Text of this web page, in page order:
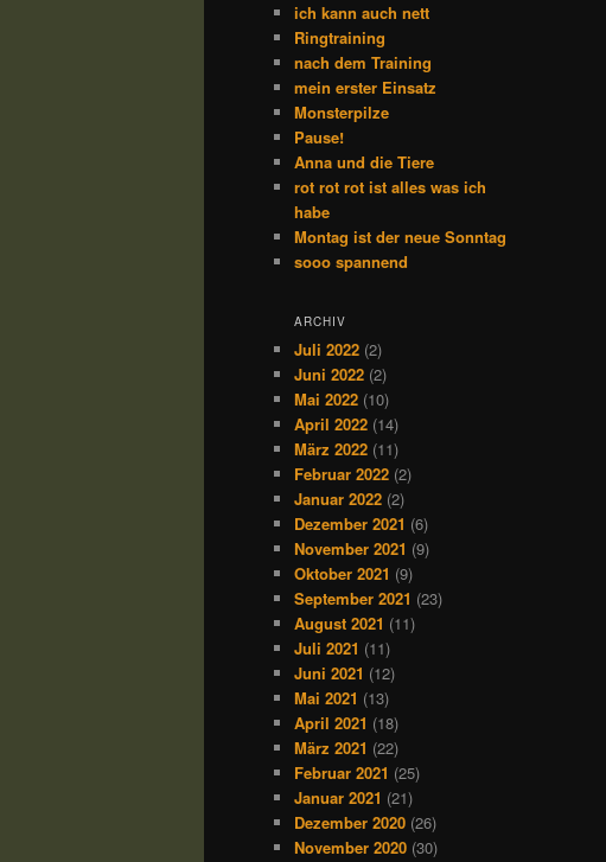
ich kann auch nett
Ringtraining
nach dem Training
mein erster Einsatz
Monsterpilze
Pause!
Anna und die Tiere
rot rot rot ist alles was ich
habe
Montag ist der neue Sonntag
sooo spannend
ARCHIV
Juli 2022 (2)
Juni 2022 (2)
Mai 2022 (10)
April 2022 (14)
März 2022 (11)
Februar 2022 (2)
Januar 2022 (2)
Dezember 2021 (6)
November 2021 (9)
Oktober 2021 (9)
September 2021 (23)
August 2021 (11)
Juli 2021 (11)
Juni 2021 (12)
Mai 2021 (13)
April 2021 (18)
März 2021 (22)
Februar 2021 (25)
Januar 2021 (21)
Dezember 2020 (26)
November 2020 (30)